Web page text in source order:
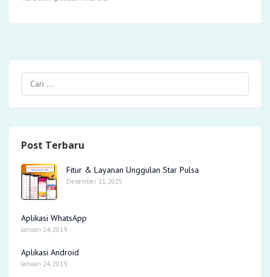
Post Terbaru
Fitur & Layanan Unggulan Star Pulsa
Desember 11, 2025
Aplikasi WhatsApp
Januari 24, 2019
Aplikasi Android
Januari 24, 2019